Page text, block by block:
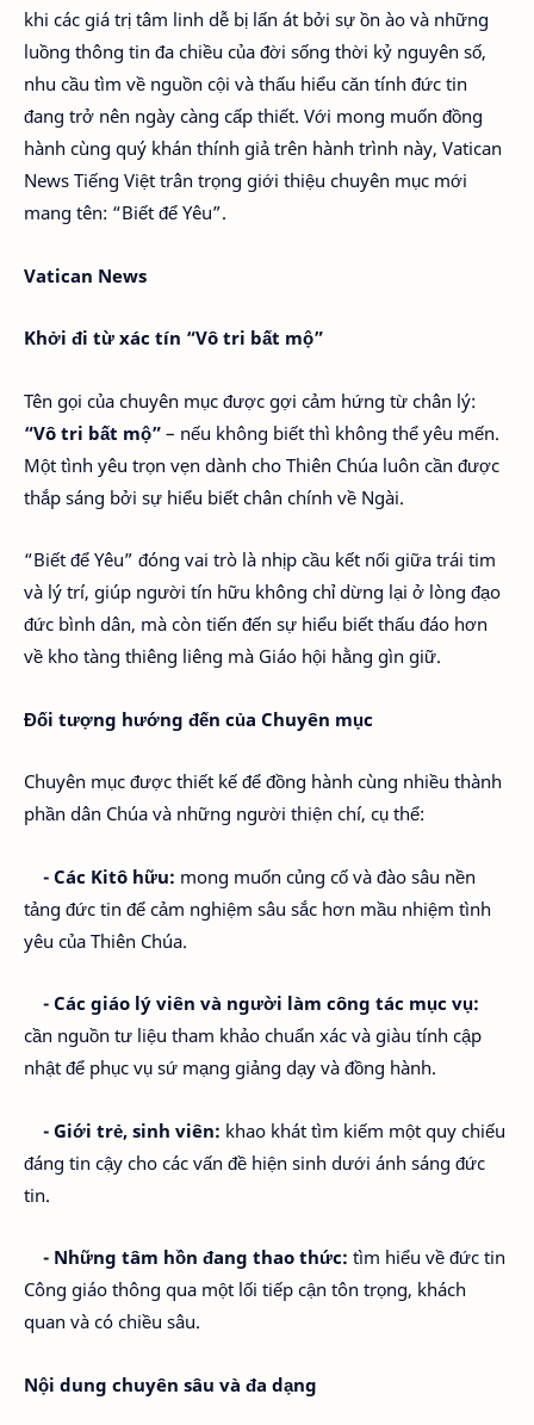
khi các giá trị tâm linh dễ bị lấn át bởi sự ồn ào và những
luồng thông tin đa chiều của đời sống thời kỷ nguyên số,
nhu cầu tìm về nguồn cội và thấu hiểu căn tính đức tin
đang trở nên ngày càng cấp thiết. Với mong muốn đồng
hành cùng quý khán thính giả trên hành trình này, Vatican
News Tiếng Việt trân trọng giới thiệu chuyên mục mới
mang tên: “Biết để Yêu”.
Vatican News
Khởi đi từ xác tín “Vô tri bất mộ”
Tên gọi của chuyên mục được gợi cảm hứng từ chân lý:
“Vô tri bất mộ” – nếu không biết thì không thể yêu mến.
Một tình yêu trọn vẹn dành cho Thiên Chúa luôn cần được
thắp sáng bởi sự hiểu biết chân chính về Ngài.
“Biết để Yêu” đóng vai trò là nhịp cầu kết nối giữa trái tim
và lý trí, giúp người tín hữu không chỉ dừng lại ở lòng đạo
đức bình dân, mà còn tiến đến sự hiểu biết thấu đáo hơn
về kho tàng thiêng liêng mà Giáo hội hằng gìn giữ.
Đối tượng hướng đến của Chuyên mục
Chuyên mục được thiết kế để đồng hành cùng nhiều thành
phần dân Chúa và những người thiện chí, cụ thể:
- Các Kitô hữu: mong muốn củng cố và đào sâu nền
tảng đức tin để cảm nghiệm sâu sắc hơn mầu nhiệm tình
yêu của Thiên Chúa.
- Các giáo lý viên và người làm công tác mục vụ:
cần nguồn tư liệu tham khảo chuẩn xác và giàu tính cập
nhật để phục vụ sứ mạng giảng dạy và đồng hành.
- Giới trẻ, sinh viên: khao khát tìm kiếm một quy chiếu
đáng tin cậy cho các vấn đề hiện sinh dưới ánh sáng đức
tin.
- Những tâm hồn đang thao thức: tìm hiểu về đức tin
Công giáo thông qua một lối tiếp cận tôn trọng, khách
quan và có chiều sâu.
Nội dung chuyên sâu và đa dạng